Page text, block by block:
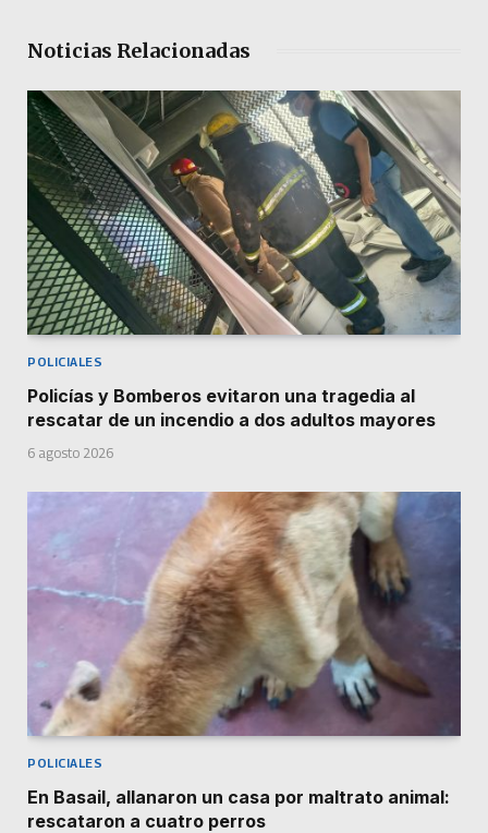
Noticias Relacionadas
POLICIALES
Policías y Bomberos evitaron una tragedia al
rescatar de un incendio a dos adultos mayores
6 agosto 2026
POLICIALES
En Basail, allanaron un casa por maltrato animal:
rescataron a cuatro perros